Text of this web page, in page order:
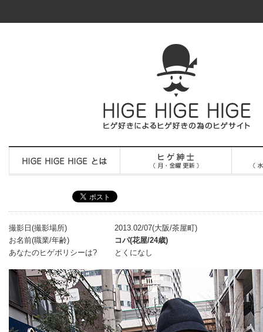
撮影日(撮影場所)
2013.02/07(大阪/茶屋町)
お名前(職業/年齢)
コパ(花屋/24歳)
あなたのヒゲポリシーは?
とくになし